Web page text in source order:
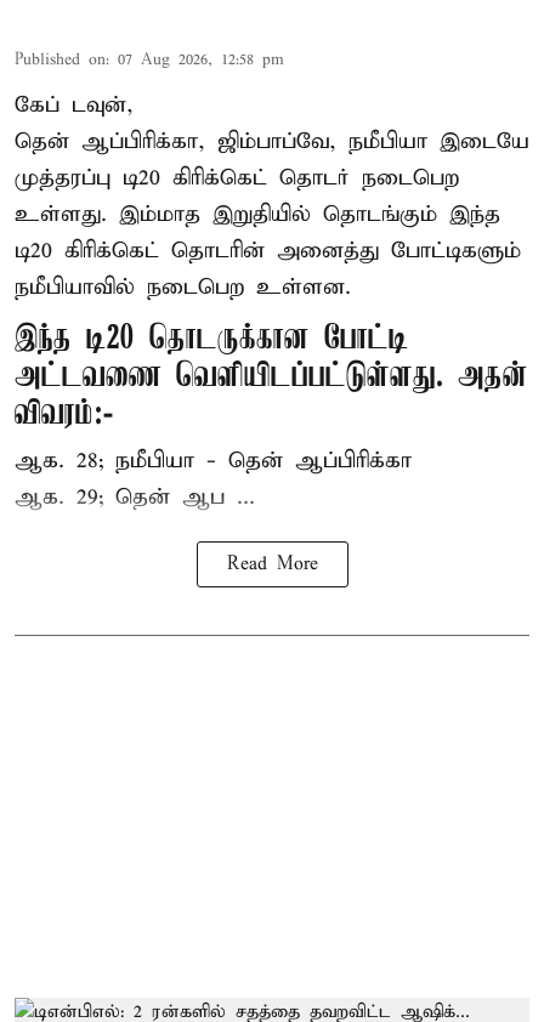
Published on: 07 Aug 2026, 12:58 pm
கேப் டவுன்,
தென் ஆப்பிரிக்கா, ஜிம்பாப்வே, நமீபியா இடையே
முத்தரப்பு டி20 கிரிக்கெட் தொடர் நடைபெற
உள்ளது. இம்மாத இறுதியில் தொடங்கும் இந்த
டி20 கிரிக்கெட் தொடரின் அனைத்து போட்டிகளும்
நமீபியாவில் நடைபெற உள்ளன.
இந்த டி20 தொடருக்கான போட்டி
அட்டவணை வெளியிடப்பட்டுள்ளது. அதன்
விவரம்:-
ஆக. 28; நமீபியா - தென் ஆப்பிரிக்கா
ஆக. 29; தென் ஆப ...
Read More